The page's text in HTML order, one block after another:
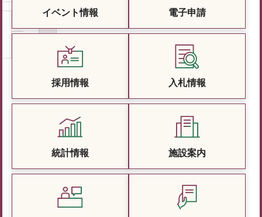
イベント情報 電子申請
採用情報 入札情報
統計情報 施設案内